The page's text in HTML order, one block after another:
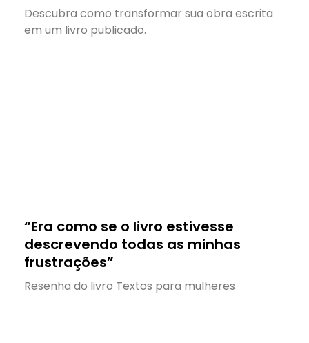
Descubra como transformar sua obra escrita
em um livro publicado.
“Era como se o livro estivesse
descrevendo todas as minhas
frustrações”
Resenha do livro Textos para mulheres